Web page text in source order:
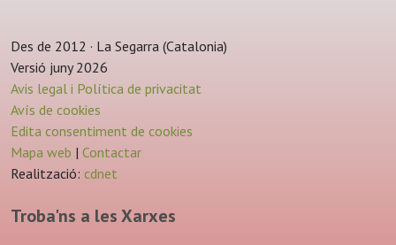
Des de 2012 · La Segarra (Catalonia)
Versió juny 2026
Avis legal i Política de privacitat
Avís de cookies
Edita consentiment de cookies
Mapa web | Contactar
Realització: cdnet
Troba'ns a les Xarxes